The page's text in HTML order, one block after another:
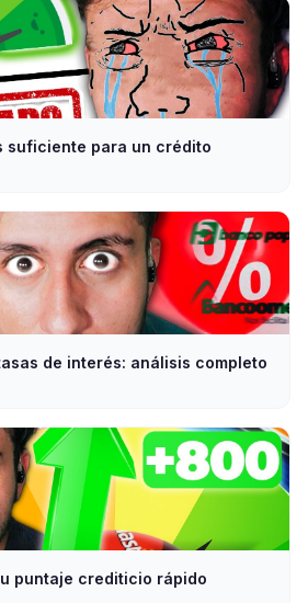
suficiente para un crédito
de interés: análisis completo
puntaje crediticio rápido